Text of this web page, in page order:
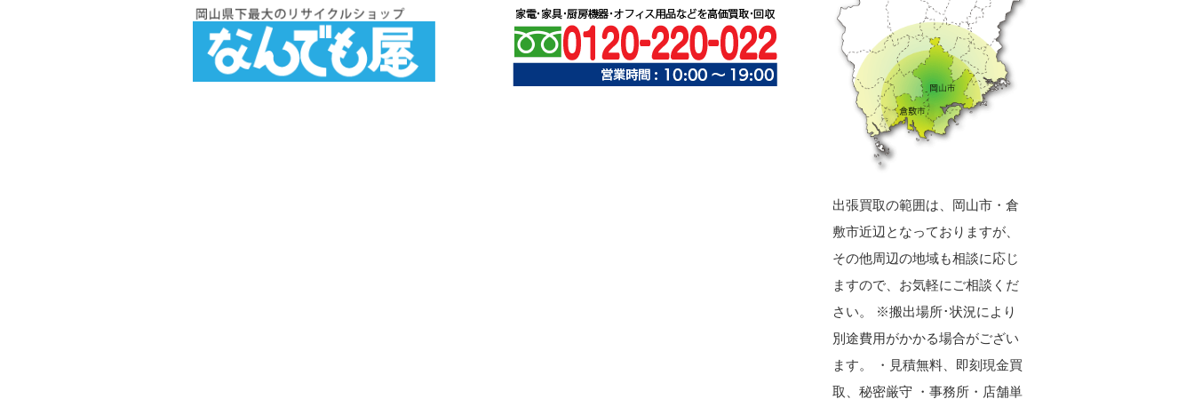
出張買取の範囲は、岡山市・倉
敷市近辺となっておりますが、
その他周辺の地域も相談に応じ
ますので、お気軽にご相談くだ
さい。 ※搬出場所･状況により
別途費用がかかる場合がござい
ます。 ・見積無料、即刻現金買
取、秘密厳守 ・事務所・店舗単